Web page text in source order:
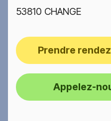
53810 CHANGE
Prendre
Appelez-